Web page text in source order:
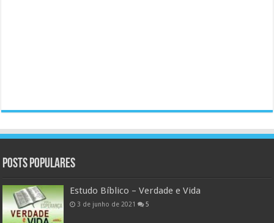
Posts populares
Estudo Bíblico – Verdade e Vida
3 de junho de 2021 5